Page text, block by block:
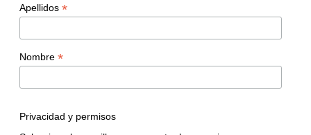
Apellidos *
Nombre *
Privacidad y permisos